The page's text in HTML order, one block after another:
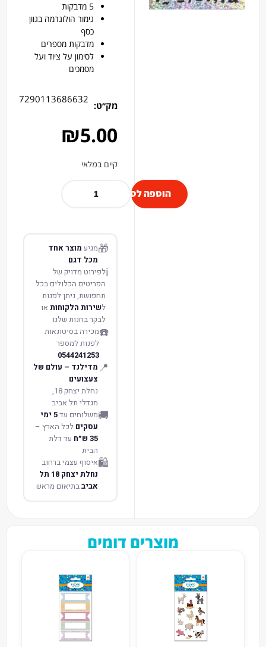
5 מדבקות
גימור הולוגרמה בגוון
כסף
מדבקות מספרים
לסימון על ציוד ועל
מסמכים
מק׳׳ט:
7290113686632
₪5.00
קיים במלאי
הוספה לסל
🎁מגיע מוצר אחד
מכל דגם
ℹ️לפירוט מדויק של
הפריטים הכלולים בכל
תחפושת, ניתן לפנות
לשירות הלקוחות או
לבקר בחנות שלנו
☎️מכירה בסיטונאות
לפנות למספר
0544241253
📍 מדילנד – עולם של
צעצועים
נחלת יצחק 18,
מגדלי תל אביב
🚚משלוחים עד 5 ימי
עסקים לכל הארץ –
35 ש״ח
עד דלת
הבית
🛍️איסוף עצמי ברחוב
נחלת יצחק 18 תל
אביבבתיאום מראש
מוצרים דומים